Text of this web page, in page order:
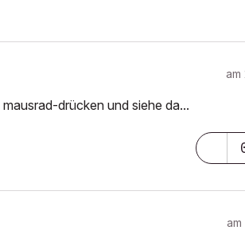
am
drücken und siehe da...
am